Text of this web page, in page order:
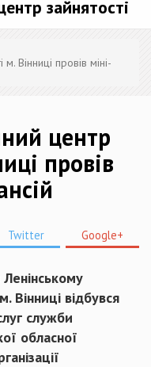
зайнятості
Вінниці провів міні-
центр
провів
Twitter Google+
Вінниці відбувся
служби
обласної